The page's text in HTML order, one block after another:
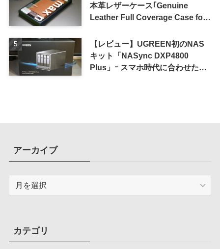
本革レザーケース｢Genuine
Leather Full Coverage Case for
【レビュー】UGREEN初のNAS
キット「NASync DXP4800
Plus」ｰ スマホ時代に合わせた設
アーカイブ
ブカテゴリ